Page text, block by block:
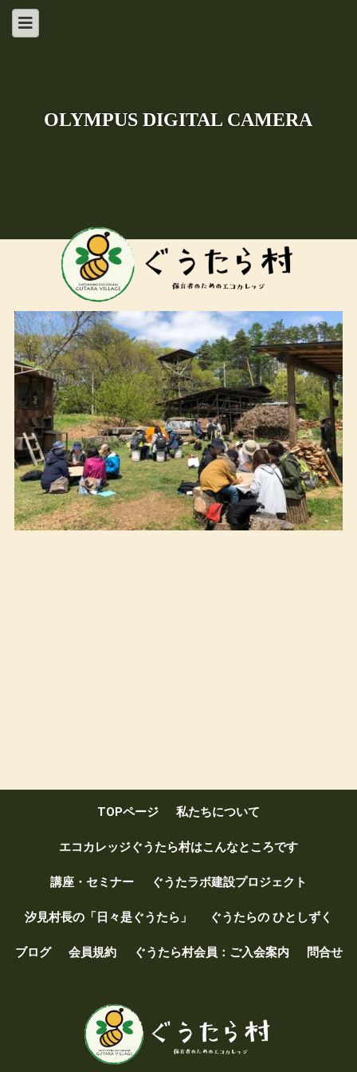
OLYMPUS DIGITAL CAMERA
TOPページ 私たちについて
エコカレッジぐうたら村はこんなところです
講座・セミナー ぐうたラボ建設プロジェクト
汐見村長の「日々是ぐうたら」 ぐうたらの ひとしずく
ブログ 会員規約 ぐうたら村会員：ご入会案内 問合せ